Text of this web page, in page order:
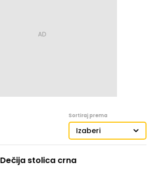
Sortiraj prema
Izaberi
Dečija stolica crna